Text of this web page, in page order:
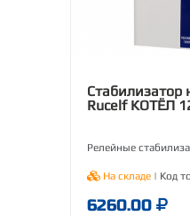
Стабилизатор
Rucelf КОТЁЛ
Релейные
На складе | Код
6260.00